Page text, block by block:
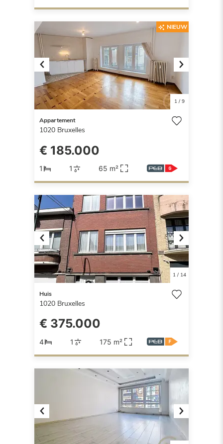
Previous Next
1/ 9
NIEUW
Appartement
1020 Bruxelles
€ 185.000
1 1 65 m²
Previous Next
1/ 14
Huis
1020 Bruxelles
€ 375.000
4 1 175 m²
Previous Next